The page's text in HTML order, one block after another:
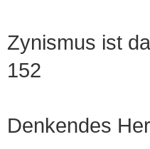
Zynismus ist
152
Denkendes